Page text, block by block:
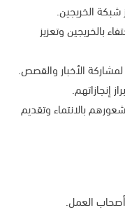
الخريجين.
بالخريجين وتعزيز
الأخبار والقصص.
إنجازاتهم.
بالانتماء وتقديم
العمل.